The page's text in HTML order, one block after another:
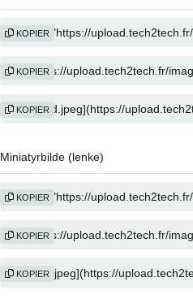
KOPIER
KOPIER
KOPIER
Miniatyrbilde (lenke)
KOPIER
KOPIER
KOPIER